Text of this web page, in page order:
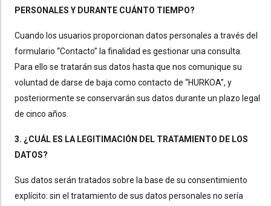
PERSONALES Y DURANTE CUÁNTO TIEMPO?
Cuando los usuarios proporcionan datos personales a través del
formulario “Contacto” la finalidad es gestionar una consulta.
Para ello se tratarán sus datos hasta que nos comunique su
voluntad de darse de baja como contacto de “HURKOA”, y
posteriormente se conservarán sus datos durante un plazo legal
de cinco años.
3. ¿CUÁL ES LA LEGITIMACIÓN DEL TRATAMIENTO DE LOS
DATOS?
Sus datos serán tratados sobre la base de su consentimiento
explícito: sin el tratamiento de sus datos personales no sería